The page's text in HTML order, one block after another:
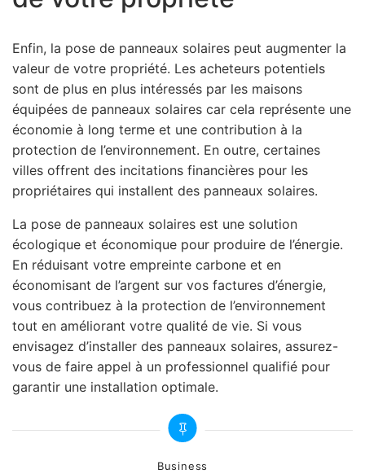
Enfin, la pose de panneaux solaires peut augmenter la
valeur de votre propriété. Les acheteurs potentiels
sont de plus en plus intéressés par les maisons
équipées de panneaux solaires car cela représente une
économie à long terme et une contribution à la
protection de l’environnement. En outre, certaines
villes offrent des incitations financières pour les
propriétaires qui installent des panneaux solaires.
La pose de panneaux solaires est une solution
écologique et économique pour produire de l’énergie.
En réduisant votre empreinte carbone et en
économisant de l’argent sur vos factures d’énergie,
vous contribuez à la protection de l’environnement
tout en améliorant votre qualité de vie. Si vous
envisagez d’installer des panneaux solaires, assurez-
vous de faire appel à un professionnel qualifié pour
garantir une installation optimale.
Categories
Business